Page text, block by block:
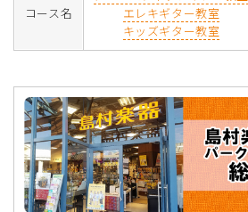
コース名
エレキギター教室
キッズギター教室